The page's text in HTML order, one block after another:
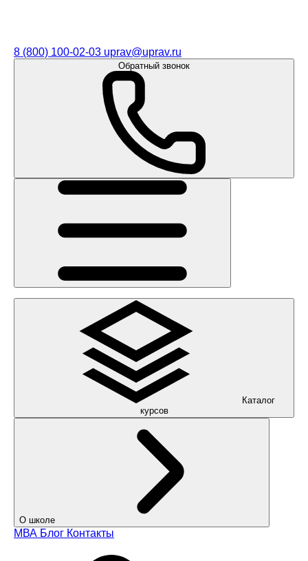
8 (800) 100-02-03 uprav@uprav.ru
Обратный звонок
Каталог
курсов
О школе
МВА Блог Контакты